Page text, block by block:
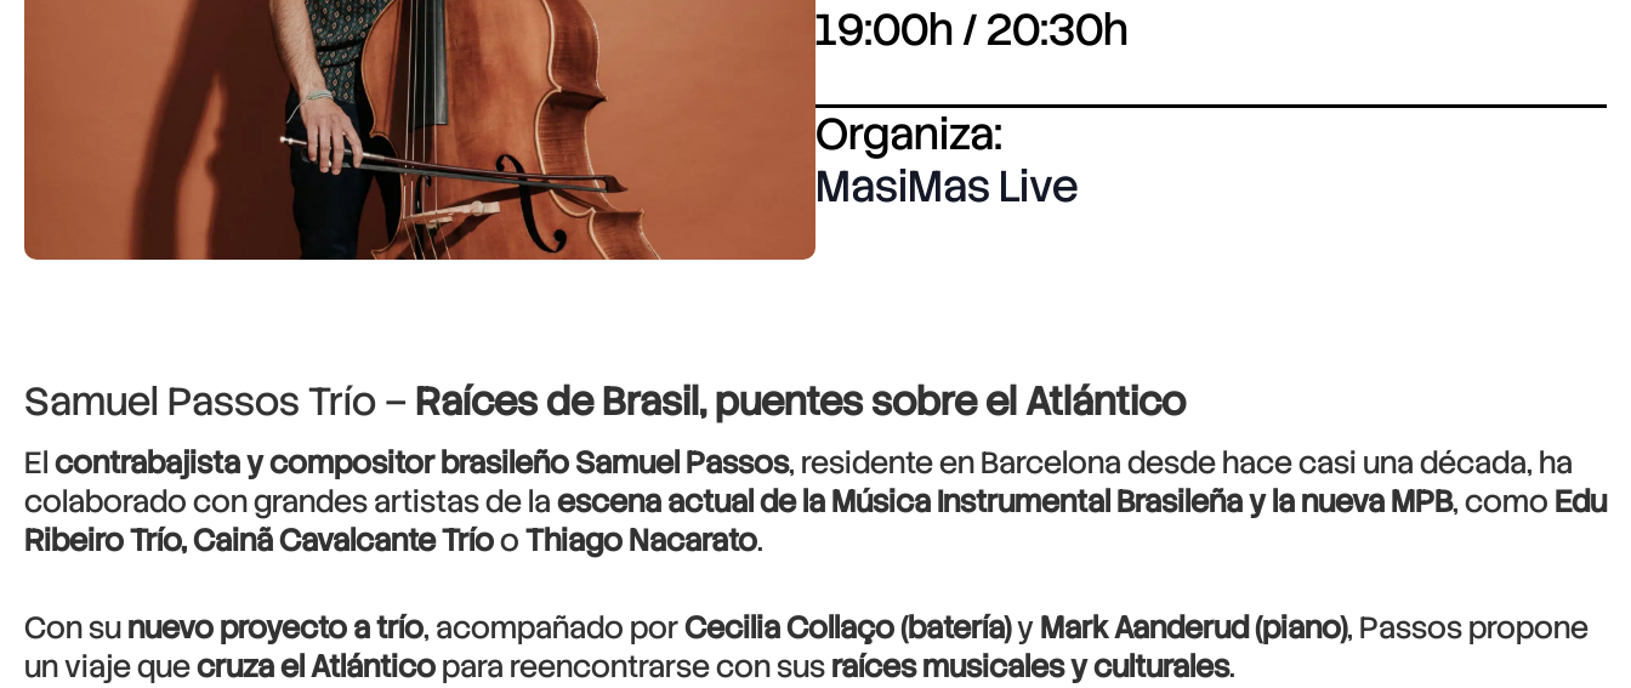
19:00h / 20:30h
Organiza:
MasiMas Live
Samuel Passos Trío – Raíces de Brasil, puentes sobre el Atlántico
Elcontrabajista y compositor brasileño Samuel Passos, residente en Barcelona desde hace casi una década, ha
colaborado con grandes artistas de laescena actual de la Música Instrumental Brasileña y la nueva MPB, como Edu
Ribeiro Trío, Cainã Cavalcante TríooThiago Nacarato.
Con sunuevo proyecto a trío, acompañado porCecilia Collaço (batería)yMark Aanderud (piano), Passos propone
un viaje quecruza el Atlánticopara reencontrarse con susraíces musicales y culturales.